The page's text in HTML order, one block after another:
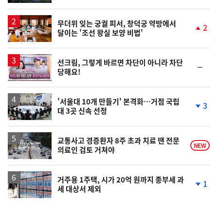
상
무더위 잊는 궁궐 피서, 창덕궁 약방에서
달이는 '조선 왕실 보양 비법'
상
2
영
상
선크림, 그렇게 바르면 차단이 아니라 차단
당해요!
일
'서울대 10개 만들기' 본격화…거점 국립
대 3곳 신속 선정
하
락
3
교통사고 경증환자 8주 초과 치료 땐 전문
의료인 검토 거쳐야
NEW
거주용 1주택, 시가 20억 원까지 종부세 과
세 대상서 제외
1